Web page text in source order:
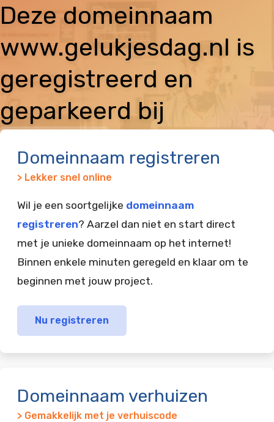
Deze domeinnaam
www.gelukjesdag.nl is
geregistreerd en
geparkeerd bij
Domeinnaam registreren
> Lekker snel online
Wil je een soortgelijke domeinnaam
registreren? Aarzel dan niet en start direct
met je unieke domeinnaam op het internet!
Binnen enkele minuten geregeld en klaar om te
beginnen met jouw project.
Nu registreren
Domeinnaam verhuizen
> Gemakkelijk met je verhuiscode